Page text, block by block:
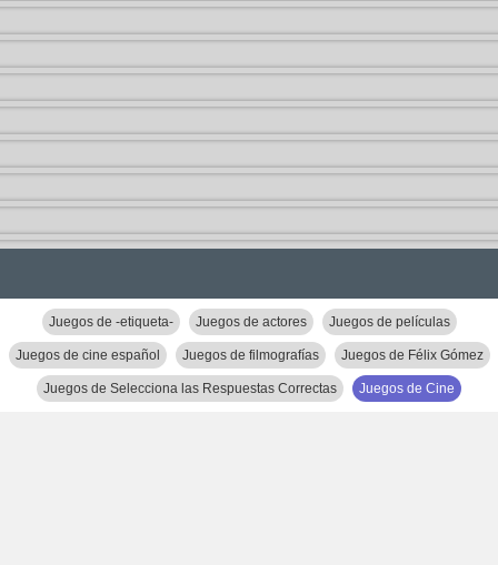
Juegos de -etiqueta- Juegos de actores Juegos de películas
Juegos de cine español Juegos de filmografías Juegos de Félix Gómez
Juegos de Selecciona las Respuestas Correctas Juegos de Cine